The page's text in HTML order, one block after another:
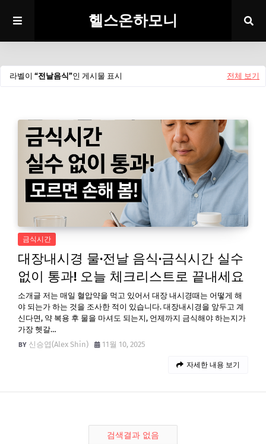
헬스온하모니
라벨이 전날음식 인 게시물 표시 전체 보기
금식시간
대장내시경 물·전날 음식·금식시간 실수
없이 통과! 오늘 체크리스트로 끝내세요
소개글 저는 매일 혈압약을 먹고 있어서 대장 내시경때는 어떻게 해
야 되는가 하는 것을 조사한 적이 있습니다. 대장내시경을 앞두고 계
신다면, 약 복용 후 물을 마셔도 되는지, 언제까지 금식해야 하는지가
가장 헷갈…
신승엽(Alex Shin)
11월 10, 2025
자세한 내용 보기
검색결과 없음